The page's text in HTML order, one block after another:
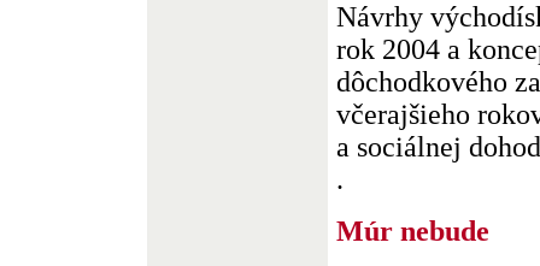
Návrhy
rok 2004 a
dôchodkového
včerajšieho
a sociálnej
.
Múr nebude